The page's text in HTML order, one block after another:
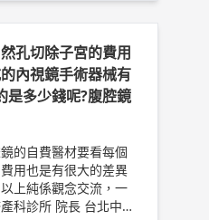
科醫師 中華民國骨質
婦產科生殖醫學中心
主治醫師 前長庚紀念
念醫院生殖醫學中心
刀治療中心駐診主治
7548
孔切除子宮的費用
內視鏡手術器械有
是多少錢呢?腹腔鏡
的自費醫材要看每個
用也是有很大的差異